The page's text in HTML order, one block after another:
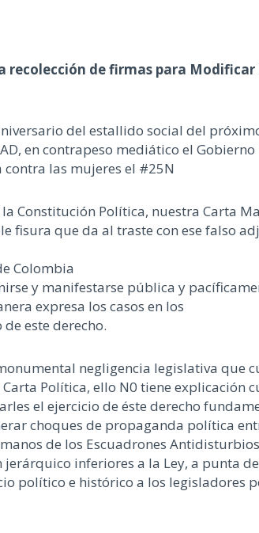
de firmas para
del estallido social del
en contrapeso mediático el
las mujeres el #25N
Constitución Política, nuestra Carta
fisura que da al traste con ese falso
Colombia
y manifestarse pública y
expresa los casos en los
este derecho.
negligencia legislativa que
Política, ello N0 tiene explicación
el ejercicio de éste derecho
choques de propaganda política
de los Escuadrones
inferiores a la Ley, a punta
político e histórico a los legisladores